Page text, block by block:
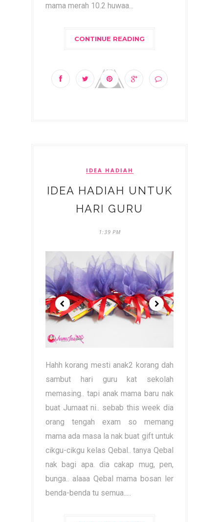
mama merah 10.2 huwaa...
CONTINUE READING
IDEA HADIAH
IDEA HADIAH UNTUK
HARI GURU
1:39 PM
Hahh korang mesti anak2 korang dah
sambut hari guru kat sekolah
memasing.. tapi anak mama baru nak
buat Jumaat ni.. sebab this week dia
orang tengah exam so memang
mama ada masa la nak buat gift untuk
cikgu-cikgu kelas Qebal.. tanya Qebal
nak bagi apa. dia cakap mug, pen,
bunga.. alaaa Qebal mama bosan ler
benda-benda tu semua.....